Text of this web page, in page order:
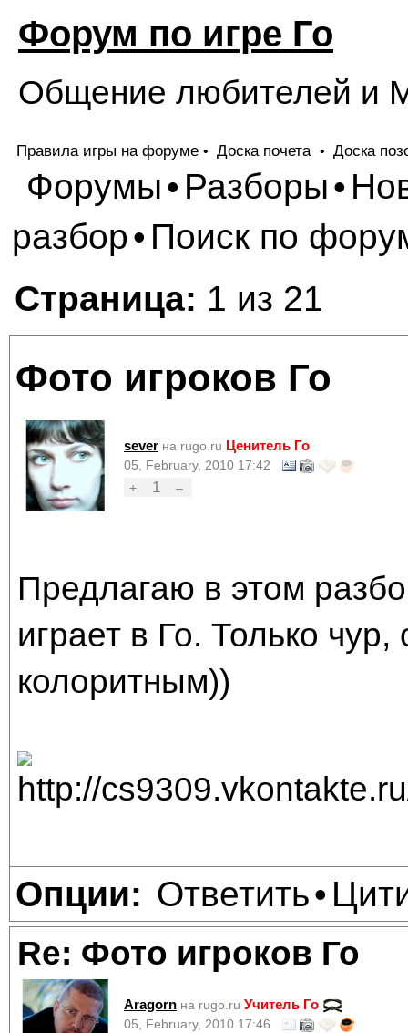
Форум по игре Го
Общение любителей и
Правила игры на форуме • Доска почета • Доска
Форумы• Разборы•
разбор• Поиск по
Страница: 1 из 21
Фото игроков Го
sever на rugo.ru Ценитель Го
05, February, 2010 17:42
+
1 –
Предлагаю в этом
играет в Го. Только
колоритным))
Опции: Ответить•
Re: Фото игроков Го
Aragorn на rugo.ru Учитель Го
05, February, 2010 17:46